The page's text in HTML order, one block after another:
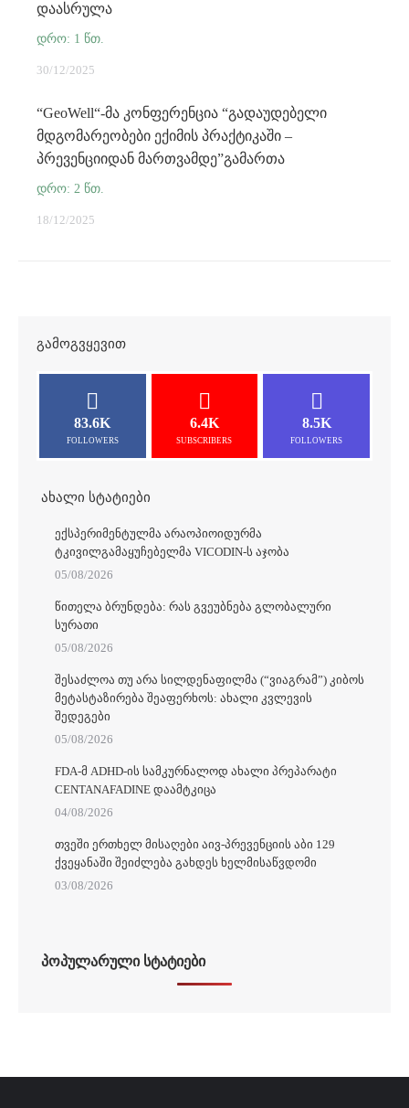
დაასრულა
30/12/2025
“GeoWell“-მა კონფერენცია “გადაუდებელი
მდგომარეობები ექიმის პრაქტიკაში –
პრევენციიდან მართვამდე”გამართა
18/12/2025
ᲒᲐᲛᲝᲒᲕᲧᲔᲕᲘᲗ
83.6K
FOLLOWERS
6.4K
SUBSCRIBERS
8.5K
FOLLOWERS
ᲐᲮᲐᲚᲘ ᲡᲢᲐᲢᲘᲔᲑᲘ
ᲔᲥᲡᲞᲔᲠᲘᲛᲔᲜᲢᲣᲚᲛᲐ ᲐᲠᲐᲝᲞᲘᲝᲘᲓᲣᲠᲛᲐ
ᲢᲙᲘᲕᲘᲚᲒᲐᲛᲐᲧᲣᲩᲔᲑᲔᲚᲛᲐ VICODIN-Ს ᲐᲯᲝᲑᲐ
05/08/2026
ᲬᲘᲗᲔᲚᲐ ᲑᲠᲣᲜᲓᲔᲑᲐ: ᲠᲐᲡ ᲒᲕᲔᲣᲑᲜᲔᲑᲐ ᲒᲚᲝᲑᲐᲚᲣᲠᲘ
ᲡᲣᲠᲐᲗᲘ
05/08/2026
ᲨᲔᲡᲐᲫᲚᲝᲐ ᲗᲣ ᲐᲠᲐ ᲡᲘᲚᲓᲔᲜᲐᲤᲘᲚᲛᲐ (“ᲕᲘᲐᲒᲠᲐᲛ”) ᲙᲘᲑᲝᲡ
ᲛᲔᲢᲐᲡᲢᲐᲖᲘᲠᲔᲑᲐ ᲨᲔᲐᲤᲔᲠᲮᲝᲡ: ᲐᲮᲐᲚᲘ ᲙᲕᲚᲔᲕᲘᲡ
ᲨᲔᲓᲔᲒᲔᲑᲘ
05/08/2026
FDA-Მ ADHD-ᲘᲡ ᲡᲐᲛᲙᲣᲠᲜᲐᲚᲝᲓ ᲐᲮᲐᲚᲘ ᲞᲠᲔᲞᲐᲠᲐᲢᲘ
CENTANAFADINE ᲓᲐᲐᲛᲢᲙᲘᲪᲐ
04/08/2026
ᲗᲕᲔᲨᲘ ᲔᲠᲗᲮᲔᲚ ᲛᲘᲡᲐᲦᲔᲑᲘ ᲐᲘᲕ-ᲞᲠᲔᲕᲔᲜᲪᲘᲘᲡ ᲐᲑᲘ 129
ᲥᲕᲔᲧᲐᲜᲐᲨᲘ ᲨᲔᲘᲫᲚᲔᲑᲐ ᲒᲐᲮᲓᲔᲡ ᲮᲔᲚᲛᲘᲡᲐᲬᲕᲓᲝᲛᲘ
03/08/2026
ᲞᲝᲞᲣᲚᲐᲠᲣᲚᲘ ᲡᲢᲐᲢᲘᲔᲑᲘ